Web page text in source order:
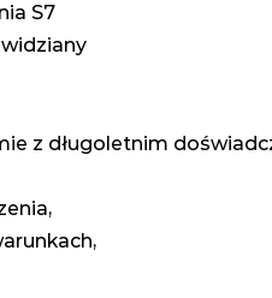
S7
z długoletnim